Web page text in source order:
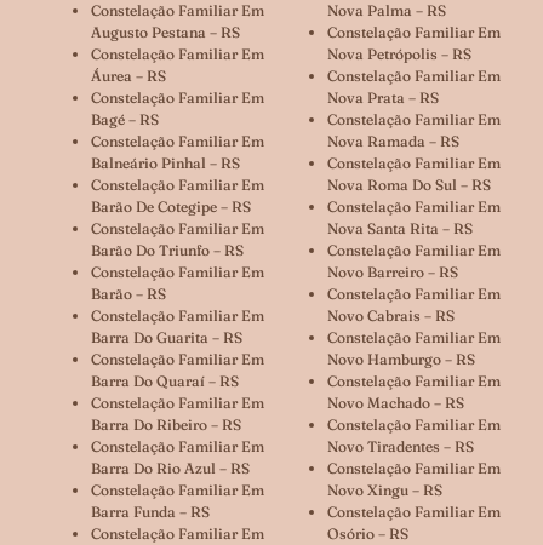
Constelação Familiar Em
Augusto Pestana – RS
Constelação Familiar Em
Áurea – RS
Constelação Familiar Em
Bagé – RS
Constelação Familiar Em
Balneário Pinhal – RS
Constelação Familiar Em
Barão De Cotegipe – RS
Constelação Familiar Em
Barão Do Triunfo – RS
Constelação Familiar Em
Barão – RS
Constelação Familiar Em
Barra Do Guarita – RS
Constelação Familiar Em
Barra Do Quaraí – RS
Constelação Familiar Em
Barra Do Ribeiro – RS
Constelação Familiar Em
Barra Do Rio Azul – RS
Constelação Familiar Em
Barra Funda – RS
Constelação Familiar Em
Nova Palma – RS
Constelação Familiar Em
Nova Petrópolis – RS
Constelação Familiar Em
Nova Prata – RS
Constelação Familiar Em
Nova Ramada – RS
Constelação Familiar Em
Nova Roma Do Sul – RS
Constelação Familiar Em
Nova Santa Rita – RS
Constelação Familiar Em
Novo Barreiro – RS
Constelação Familiar Em
Novo Cabrais – RS
Constelação Familiar Em
Novo Hamburgo – RS
Constelação Familiar Em
Novo Machado – RS
Constelação Familiar Em
Novo Tiradentes – RS
Constelação Familiar Em
Novo Xingu – RS
Constelação Familiar Em
Osório – RS